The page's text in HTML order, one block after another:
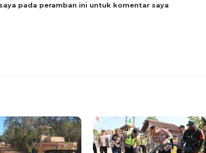
pada peramban ini untuk komentar saya